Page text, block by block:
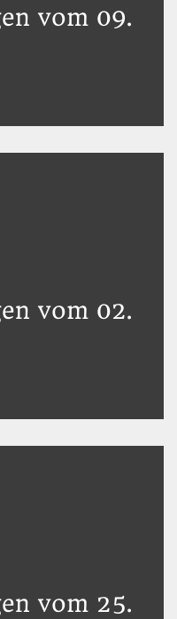
vom 09.
vom 02.
vom 25.